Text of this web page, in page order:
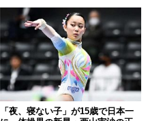
「夜、寝ない子」が15歳で日本一